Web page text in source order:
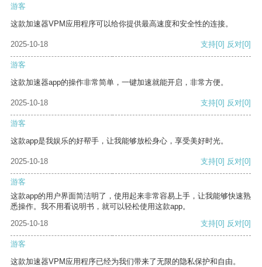
游客
这款加速器VPM应用程序可以给你提供最高速度和安全性的连接。
2025-10-18 支持[0] 反对[0]
游客
这款加速器app的操作非常简单，一键加速就能开启，非常方便。
2025-10-18 支持[0] 反对[0]
游客
这款app是我娱乐的好帮手，让我能够放松身心，享受美好时光。
2025-10-18 支持[0] 反对[0]
游客
这款app的用户界面简洁明了，使用起来非常容易上手，让我能够快速熟
悉操作。我不用看说明书，就可以轻松使用这款app。
2025-10-18
支持[0] 反对[0]
游客
这款加速器VPM应用程序已经为我们带来了无限的隐私保护和自由。